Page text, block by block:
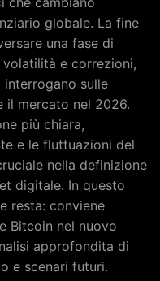
globale. La fine
una fase di
e correzioni,
sulle
il mercato nel 2026.
più chiara,
e le fluttuazioni del
nella definizione
digitale. In questo
resta: conviene
Bitcoin nel nuovo
approfondita di
e scenari futuri.